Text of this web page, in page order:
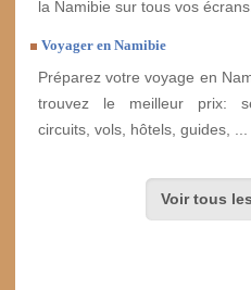
la Namibie sur tous vos écrans.
Voyager en Namibie
Préparez votre voyage en
trouvez le meilleur prix:
circuits, vols, hôtels, guides, ...
Voir tous